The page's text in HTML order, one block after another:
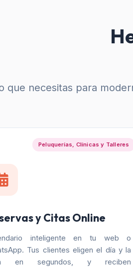
que necesitas para
Peluquerías, Clínicas y Talleres
y Citas Online
inteligente en tu web o
Tus clientes eligen el día y la
en segundos, y reciben